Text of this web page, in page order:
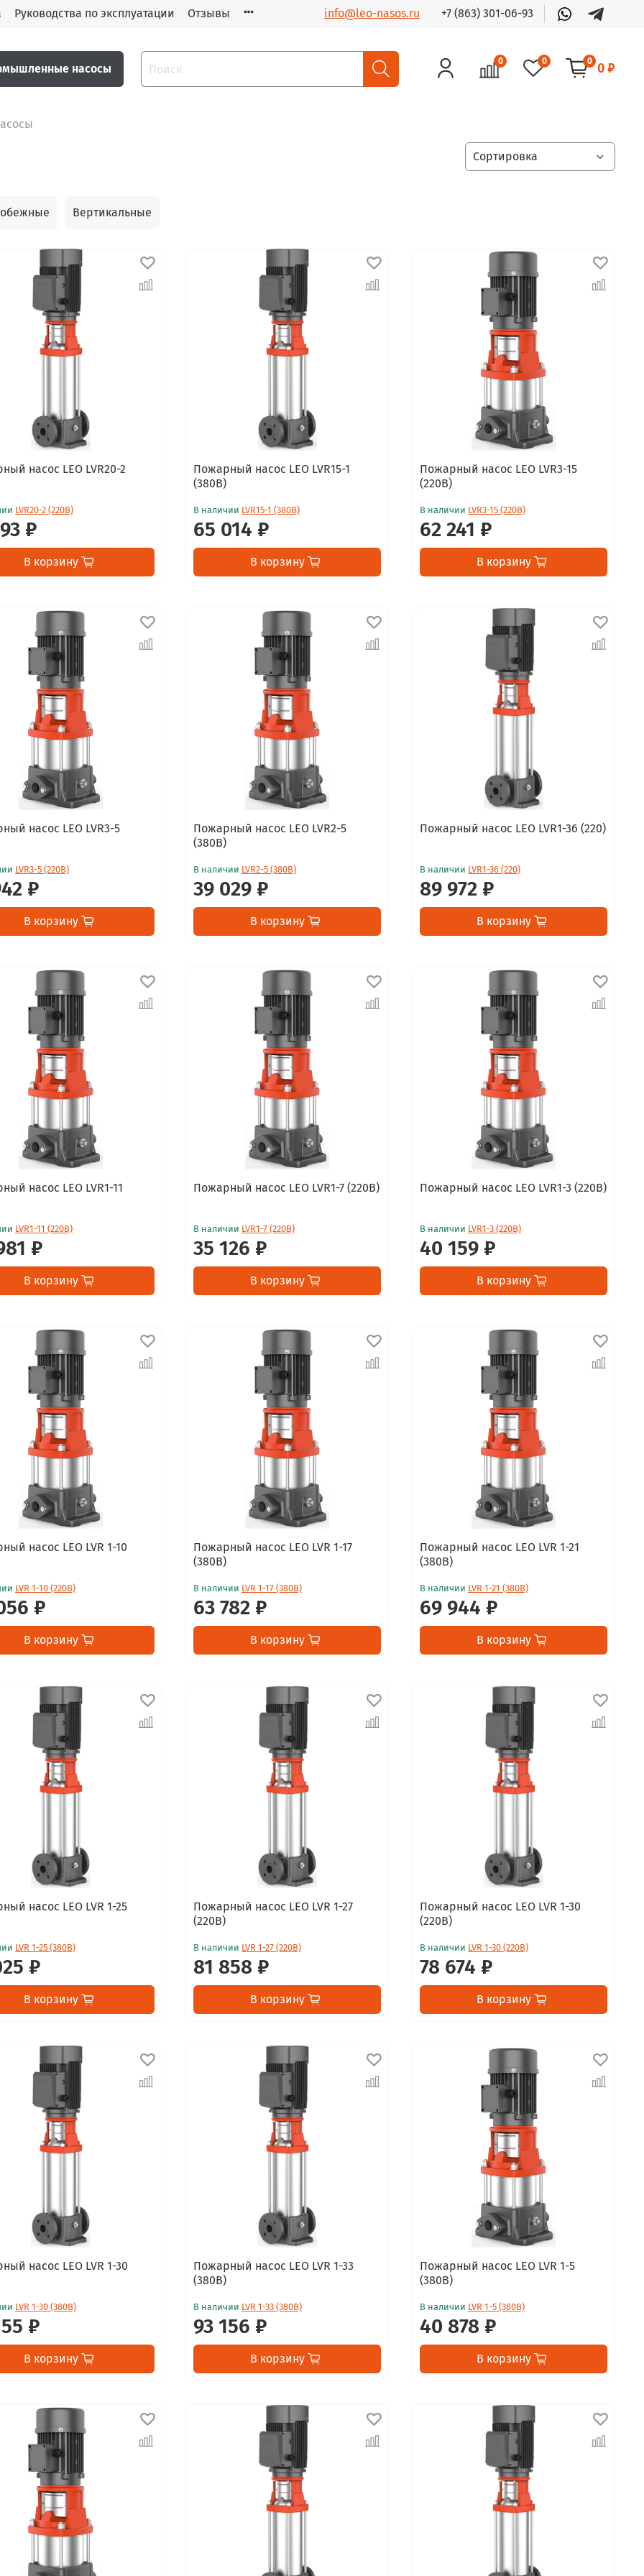
Руководства по эксплуатации Отзывы info@leo-nasos.ru +7 (863) 301-06-93
насосы
0 0 0 0 ₽
Вертикальные
насос LEO LVR20-2
LVR20-2 (220В)
₽
В корзину
Пожарный насос LEO LVR15-1
(380В)
В наличии LVR15-1 (380В)
65 014 ₽
В корзину
Пожарный насос LEO LVR3-15
(220В)
В наличии LVR3-15 (220В)
62 241 ₽
В корзину
насос LEO LVR3-5
LVR3-5 (220В)
₽
В корзину
Пожарный насос LEO LVR2-5
(380В)
В наличии LVR2-5 (380В)
39 029 ₽
В корзину
Пожарный насос LEO LVR1-36 (220)
В наличии LVR1-36 (220)
89 972 ₽
В корзину
насос LEO LVR1-11
LVR1-11 (220В)
₽
В корзину
Пожарный насос LEO LVR1-7 (220В)
В наличии LVR1-7 (220В)
35 126 ₽
В корзину
Пожарный насос LEO LVR1-3 (220В)
В наличии LVR1-3 (220В)
40 159 ₽
В корзину
насос LEO LVR 1-10
LVR 1-10 (220В)
₽
В корзину
Пожарный насос LEO LVR 1-17
(380В)
В наличии LVR 1-17 (380В)
63 782 ₽
В корзину
Пожарный насос LEO LVR 1-21
(380В)
В наличии LVR 1-21 (380В)
69 944 ₽
В корзину
насос LEO LVR 1-25
LVR 1-25 (380В)
₽
В корзину
Пожарный насос LEO LVR 1-27
(220В)
В наличии LVR 1-27 (220В)
81 858 ₽
В корзину
Пожарный насос LEO LVR 1-30
(220В)
В наличии LVR 1-30 (220В)
78 674 ₽
В корзину
насос LEO LVR 1-30
LVR 1-30 (380В)
₽
В корзину
Пожарный насос LEO LVR 1-33
(380В)
В наличии LVR 1-33 (380В)
93 156 ₽
В корзину
Пожарный насос LEO LVR 1-5
(380В)
В наличии LVR 1-5 (380В)
40 878 ₽
В корзину